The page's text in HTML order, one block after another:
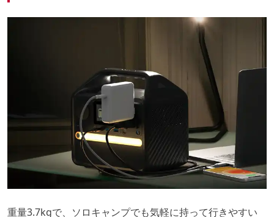
重量3.7kgで、ソロキャンプでも気軽に持って行きやすい